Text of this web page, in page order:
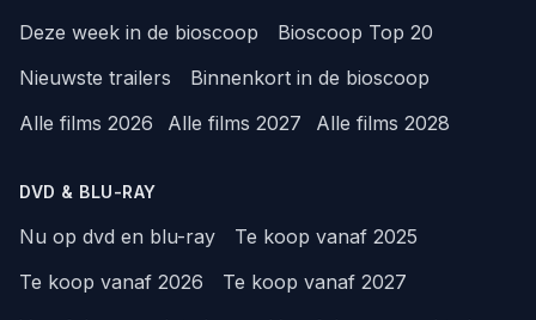
Deze week in de bioscoop
Bioscoop Top 20
Nieuwste trailers
Binnenkort in de bioscoop
Alle films 2026
Alle films 2027 Alle films 2028
DVD & BLU-RAY
Nu op dvd en blu-ray
Te koop vanaf 2025
Te koop vanaf 2026
Te koop vanaf 2027